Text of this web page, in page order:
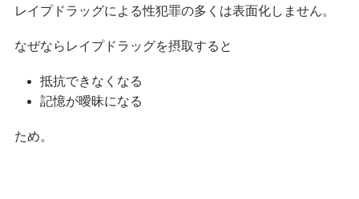
レイプドラッグによる性犯罪の多くは表面化しません。
なぜならレイプドラッグを摂取すると
抵抗できなくなる
記憶が曖昧になる
ため。